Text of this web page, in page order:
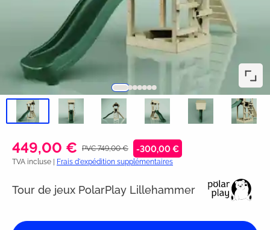
449,00 € PVC 749,00 € -300,00 €
TVA incluse | Frais d'expédition supplémentaires
Tour de jeux PolarPlay Lillehammer